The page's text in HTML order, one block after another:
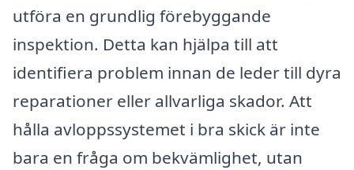
utföra en grundlig förebyggande
inspektion. Detta kan hjälpa till att
identifiera problem innan de leder till dyra
reparationer eller allvarliga skador. Att
hålla avloppssystemet i bra skick är inte
bara en fråga om bekvämlighet, utan